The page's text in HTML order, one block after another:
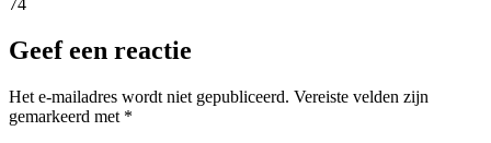
74
Geef een reactie
Het e-mailadres wordt niet gepubliceerd. Vereiste velden zijn
gemarkeerd met *